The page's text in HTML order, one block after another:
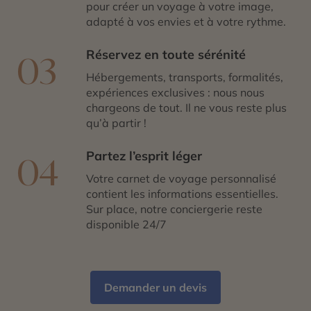
pour créer un voyage à votre image,
adapté à vos envies et à votre rythme.
03 Réservez en toute sérénité
Hébergements, transports, formalités,
expériences exclusives : nous nous
chargeons de tout. Il ne vous reste plus
qu’à partir !
04 Partez l’esprit léger
Votre carnet de voyage personnalisé
contient les informations essentielles.
Sur place, notre conciergerie reste
disponible 24/7
Demander un devis